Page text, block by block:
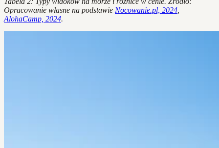
Opracowanie własne na podstawie Nocowanie.pl, 2024
AlohaCamp, 2024.